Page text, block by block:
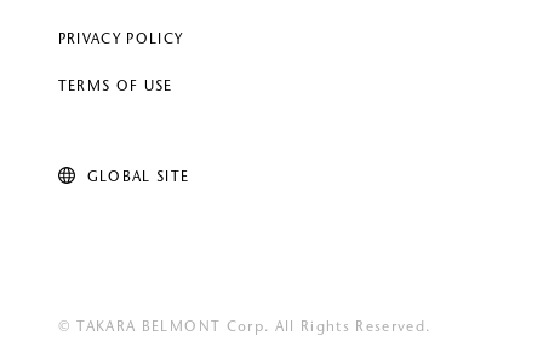
PRIVACY POLICY
TERMS OF USE
GLOBAL SITE
© TAKARA BELMONT Corp. All Rights Reserved.